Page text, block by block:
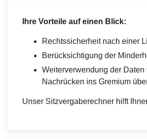
Ihre Vorteile auf einen Blick:
Rechtssicherheit nach einer
Berücksichtigung der
Weiterverwendung der Daten
Nachrücken ins Gremium
Unser Sitzvergaberechner hilft